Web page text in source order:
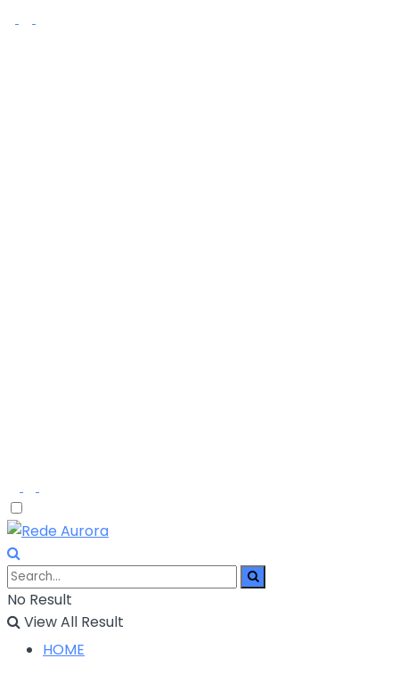
No Result
View All Result
HOME